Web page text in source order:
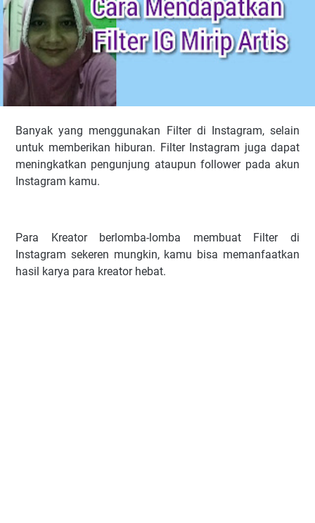
Banyak yang menggunakan Filter di Instagram, selain
untuk memberikan hiburan. Filter Instagram juga dapat
meningkatkan pengunjung ataupun follower pada akun
Instagram kamu.
Para Kreator berlomba-lomba membuat Filter di
Instagram sekeren mungkin, kamu bisa memanfaatkan
hasil karya para kreator hebat.